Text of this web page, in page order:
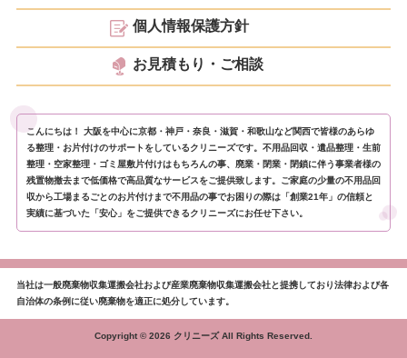
個人情報保護方針
お見積もり・ご相談
こんにちは！ 大阪を中心に京都・神戸・奈良・滋賀・和歌山など関西で皆様のあらゆ
る整理・お片付けのサポートをしているクリニーズです。不用品回収・遺品整理・生前
整理・空家整理・ゴミ屋敷片付けはもちろんの事、廃業・閉業・閉鎖に伴う事業者様の
残置物撤去まで低価格で高品質なサービスをご提供致します。ご家庭の少量の不用品回
収から工場まるごとのお片付けまで不用品の事でお困りの際は「創業21年」の信頼と
実績に基づいた「安心」をご提供できるクリニーズにお任せ下さい。
当社は一般廃棄物収集運搬会社および産業廃棄物収集運搬会社と提携しており法律および各
自治体の条例に従い廃棄物を適正に処分しています。
Copyright © 2026 クリニーズ All Rights Reserved.